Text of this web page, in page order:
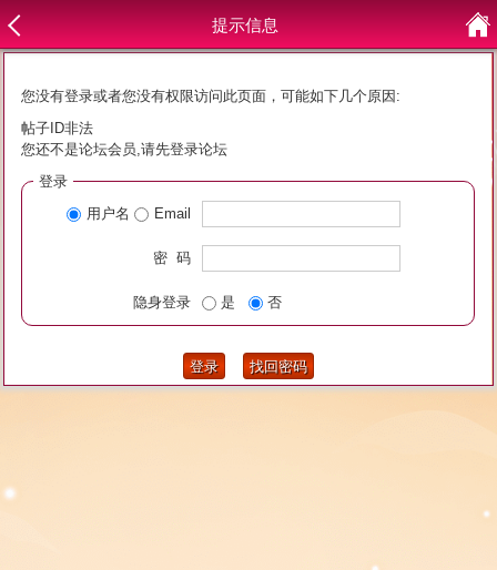
提示信息
您没有登录或者您没有权限访问此页面，可能如下几个原因:
帖子ID非法
您还不是论坛会员,请先登录论坛
登录
用户名
Email
密 码
隐身登录 是 否